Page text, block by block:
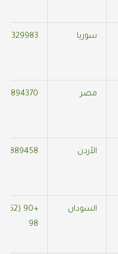
سوريا
مصر
الأردن
السودان
98